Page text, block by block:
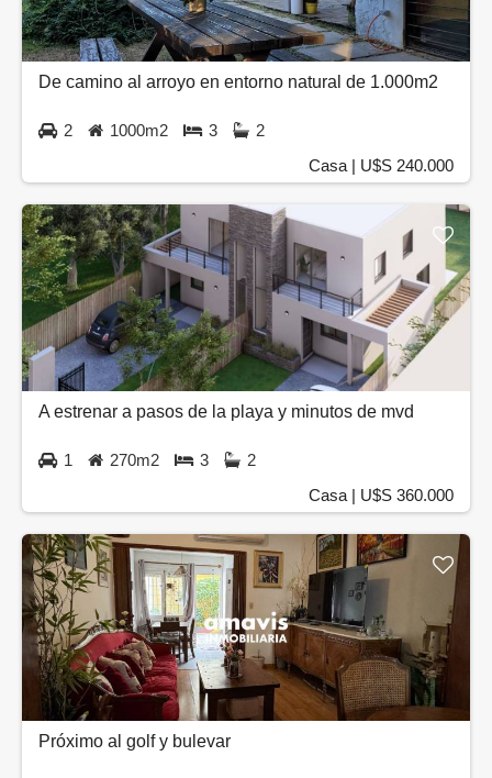
De camino al arroyo en entorno natural de 1.000m2
2 1000m2 3
2
Casa | U$S 240.000
A estrenar a pasos de la playa y minutos de mvd
1 270m2 3
2
Casa | U$S 360.000
Próximo al golf y bulevar